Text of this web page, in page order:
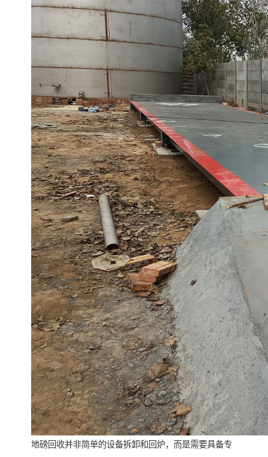
地磅回收并非简单的设备拆卸和回炉，而是需要具备专